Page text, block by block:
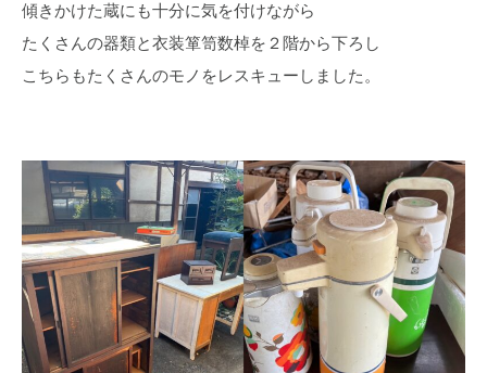
傾きかけた蔵にも十分に気を付けながら
たくさんの器類と衣装箪笥数棹を２階から下ろし
こちらもたくさんのモノをレスキューしました。